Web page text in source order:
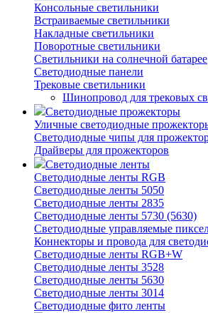
Консольные светильники
Встраиваемые светильники
Накладные светильники
Поворотные светильники
Светильники на солнечной батарее
Светодиодные панели
Трековые светильники
Шинопровод для трековых
Светодиодные прожекторы
Уличные светодиодные
Светодиодные чипы для
Драйверы для прожекторов
Светодиодные ленты
Светодиодные ленты RGB
Светодиодные ленты 5050
Светодиодные ленты 2835
Светодиодные ленты 5730 (5630)
Светодиодные управляемые
Коннекторы и провода для
Светодиодные ленты RGB+W
Светодиодные ленты 3528
Светодиодные ленты 5630
Светодиодные ленты 3014
Светодиодные фито ленты